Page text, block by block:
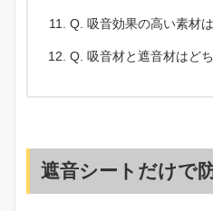
Q. 吸音効果の高い素材
Q. 吸音材と遮音材はど
遮音シートだけで